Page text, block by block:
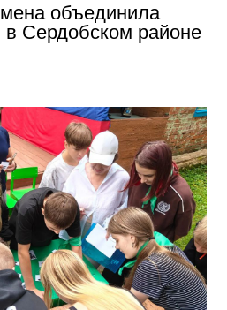
объединила
Сердобском районе